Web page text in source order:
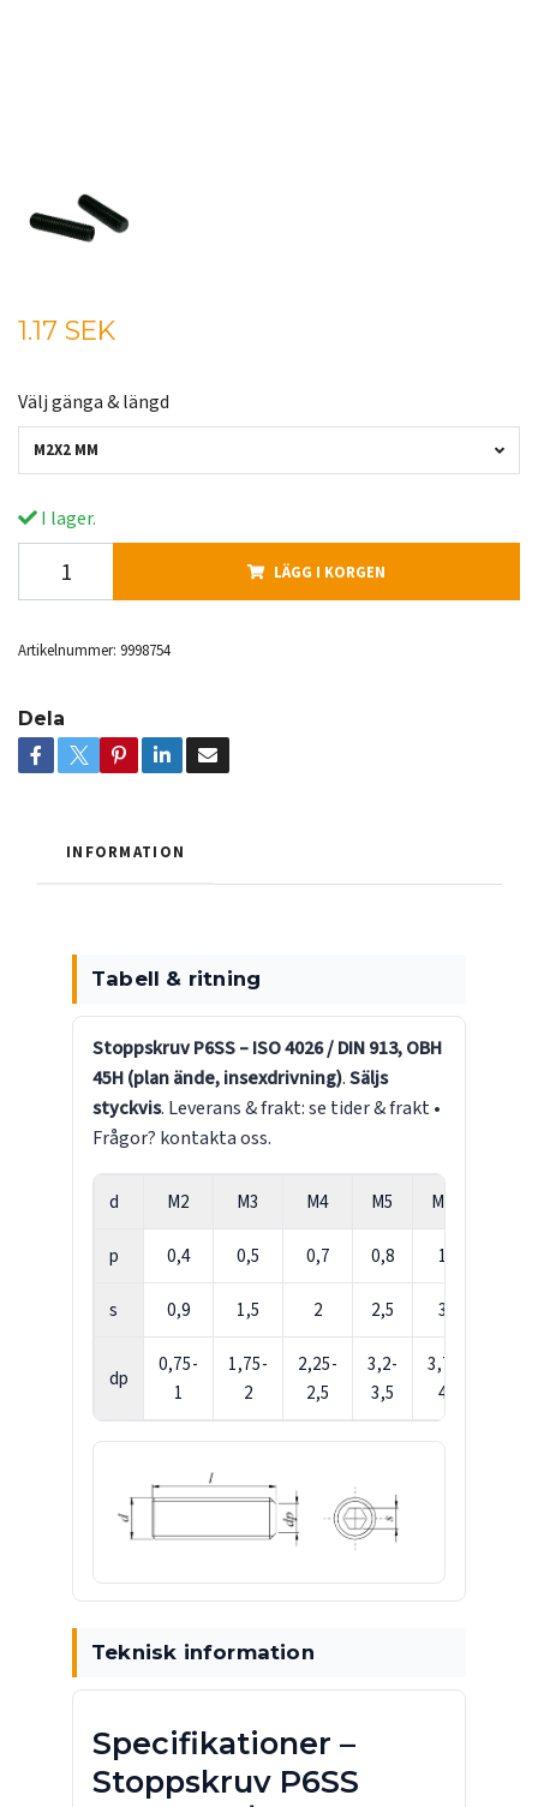
1.17 SEK
Välj gänga & längd
M2X2 MM
I lager.
LÄGG I KORGEN
Artikelnummer: 9998754
Dela
INFORMATION
Tabell & ritning
Stoppskruv P6SS – ISO 4026 / DIN 913, OBH
45H (plan ände, insexdrivning).Säljs
styckvis. Leverans & frakt:se tider & frakt•
Frågor? kontakta oss.
d M2 M3 M4 M5 M6
p 0,4 0,5 0,7 0,8 1
s 0,9 1,5 2 2,5 3
dp
0,75-
1
1,75-
2
2,25-
2,5
3,2-
3,5
3,7-
4
Teknisk information
Specifikationer –
Stoppskruv P6SS